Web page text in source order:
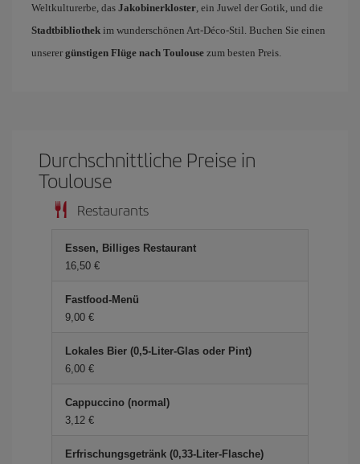
Weltkulturerbe, das Jakobinerkloster , ein Juwel der Gotik, und die
Stadtbibliothek im wunderschönen Art-Déco-Stil. Buchen Sie einen
unserer günstigen Flüge nach Toulouse zum besten Preis.
Durchschnittliche Preise in
Toulouse
Restaurants
Essen, Billiges Restaurant
16,50 €
Fastfood-Menü
9,00 €
Lokales Bier (0,5-Liter-Glas oder Pint)
6,00 €
Cappuccino (normal)
3,12 €
Erfrischungsgetränk (0,33-Liter-Flasche)